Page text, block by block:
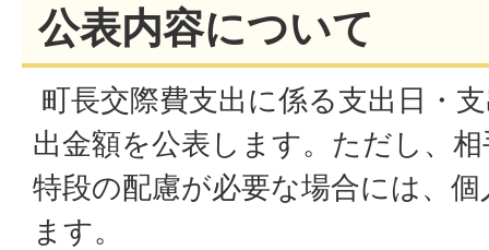
公表内容について
町長交際費支出に係る支出日・
出金額を公表します。ただし、
特段の配慮が必要な場合には、
ます。